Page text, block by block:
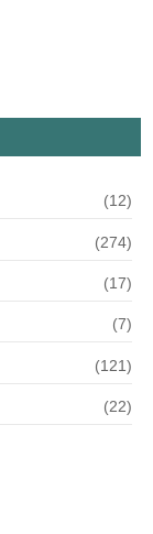
(12)
(274)
(17)
(7)
(121)
(22)